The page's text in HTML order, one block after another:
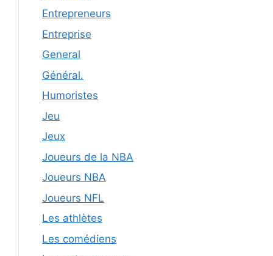
Entrepreneurs
Entreprise
General
Général.
Humoristes
Jeu
Jeux
Joueurs de la NBA
Joueurs NBA
Joueurs NFL
Les athlètes
Les comédiens